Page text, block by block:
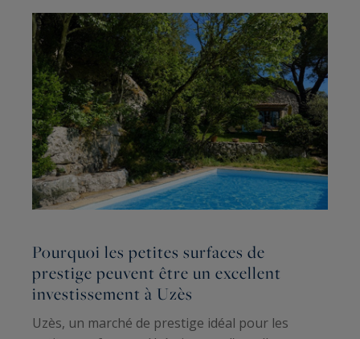
Pourquoi les petites surfaces de
prestige peuvent être un excellent
investissement à Uzès
Uzès, un marché de prestige idéal pour les